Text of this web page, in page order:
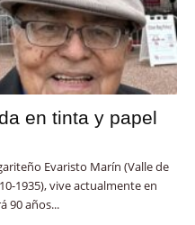
en tinta y papel
Evaristo Marín (Valle de
1935), vive actualmente en
90 años...